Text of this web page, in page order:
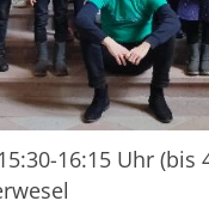
16:15 Uhr (bis